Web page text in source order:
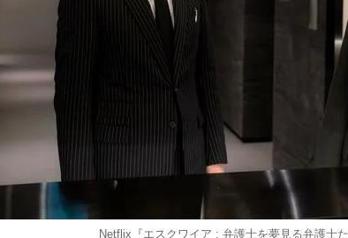
Netflix『エスクワイア : 弁護士を夢見る弁護士